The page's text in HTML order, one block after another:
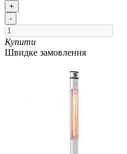
+
-
Купити
Швидке замовлення